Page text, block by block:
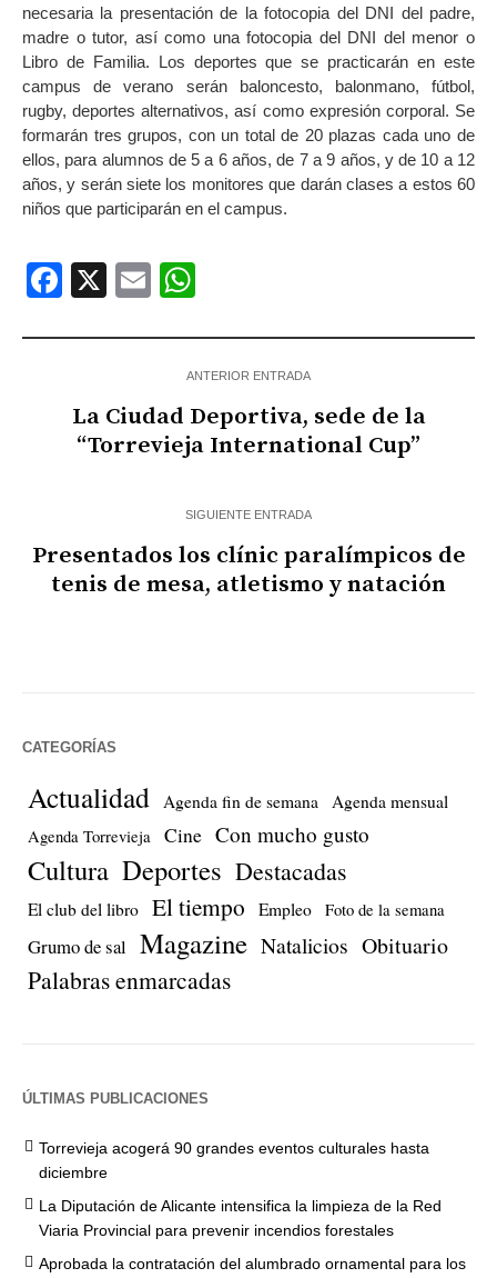
necesaria la presentación de la fotocopia del DNI del padre,
madre o tutor, así como una fotocopia del DNI del menor o
Libro de Familia. Los deportes que se practicarán en este
campus de verano serán baloncesto, balonmano, fútbol,
rugby, deportes alternativos, así como expresión corporal. Se
formarán tres grupos, con un total de 20 plazas cada uno de
ellos, para alumnos de 5 a 6 años, de 7 a 9 años, y de 10 a 12
años, y serán siete los monitores que darán clases a estos 60
niños que participarán en el campus.
Facebook
X Email
ANTERIOR ENTRADA
La Ciudad Deportiva, sede de la
“Torrevieja International Cup”
SIGUIENTE ENTRADA
Presentados los clínic paralímpicos de
tenis de mesa, atletismo y natación
CATEGORÍAS
Actualidad Agenda fin de semana Agenda mensual
Agenda Torrevieja Cine Con mucho gusto
Cultura Deportes Destacadas
El club del libro El tiempo Empleo Foto de la semana
Grumo de sal Magazine Natalicios Obituario
Palabras enmarcadas
ÚLTIMAS PUBLICACIONES
Torrevieja acogerá 90 grandes eventos culturales hasta
diciembre
La Diputación de Alicante intensifica la limpieza de la Red
Viaria Provincial para prevenir incendios forestales
Aprobada la contratación del alumbrado ornamental para los